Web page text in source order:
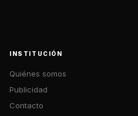
INSTITUCIÓN
Quiénes somos
Publicidad
Contacto